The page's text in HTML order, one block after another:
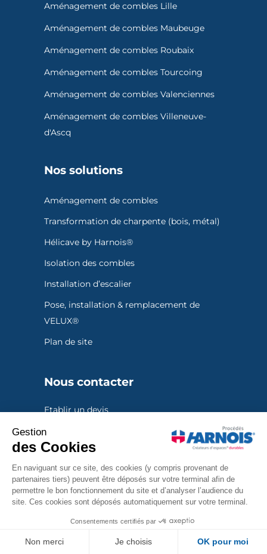
Gestion
des Cookies
En naviguant sur ce site, des cookies (y compris provenant de
partenaires tiers) peuvent être déposés sur votre terminal afin de
permettre le bon fonctionnement du site et d’analyser l’audience du
site. Ces cookies sont déposés automatiquement sur votre terminal.
Consentements certifiés par
Non merci Je choisis OK pour moi
Aménagement de combles Lille
Aménagement de combles Maubeuge
Aménagement de combles Roubaix
Aménagement de combles Tourcoing
Aménagement de combles Valenciennes
Aménagement de combles Villeneuve-
d'Ascq
Nos solutions
Aménagement de combles
Transformation de charpente (bois, métal)
Hélicave by Harnois®
Isolation des combles
Installation d’escalier
Pose, installation & remplacement de
VELUX®
Plan de site
Nous contacter
Etablir un devis
Trouvez votre agence la plus proche
Numéro Nord :
Numéro Pas-de-Calais :03 21 23 58 14
Numéro Grand Est :03 26 05 07 55